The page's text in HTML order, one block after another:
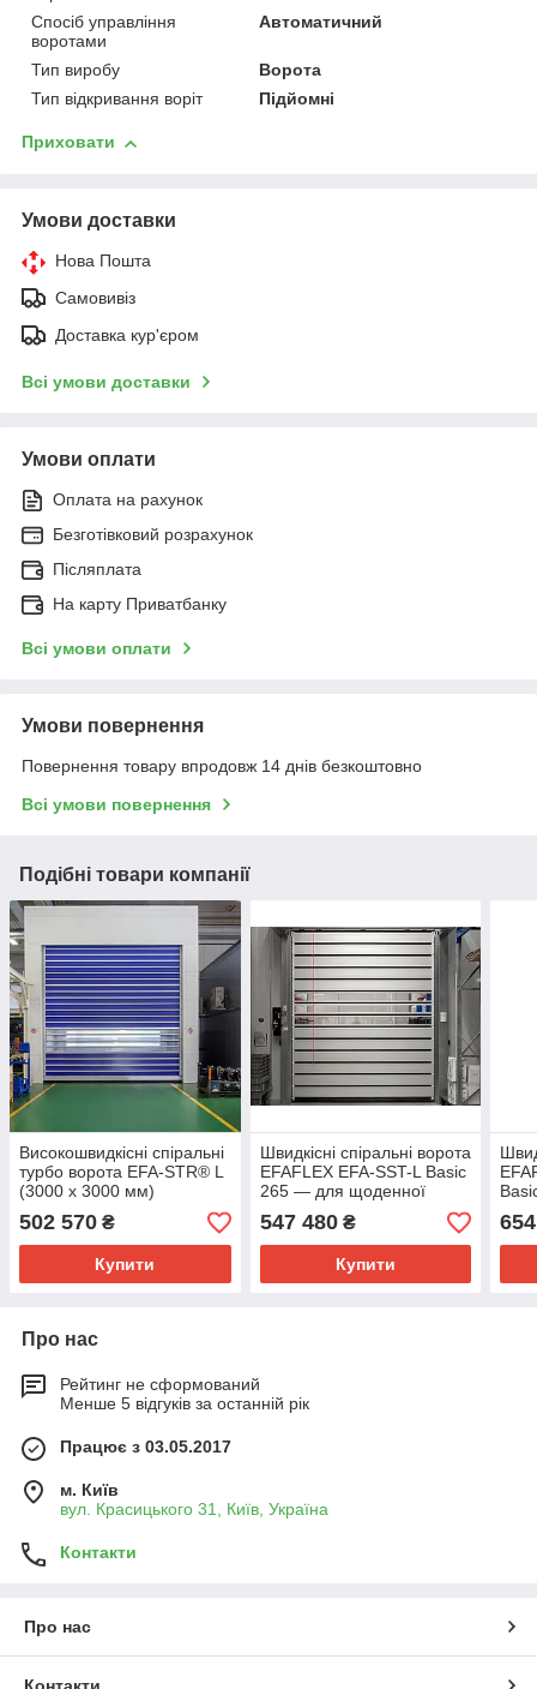
Спосіб управління
воротами
Автоматичний
Тип виробу
Ворота
Тип відкривання воріт
Підйомні
Приховати
Умови доставки
Нова Пошта
Самовивіз
Доставка кур'єром
Всі умови доставки
Умови оплати
Оплата на рахунок
Безготівковий розрахунок
Післяплата
На карту Приватбанку
Всі умови оплати
Умови повернення
Повернення товару впродовж 14 днів безкоштовно
Всі умови повернення
Подібні товари компанії
Високошвидкісні спіральні
турбо ворота EFA-STR® L
(3000 х 3000 мм)
502 570 ₴
Купити
Швидкісні спіральні ворота
EFAFLEX EFA-SST-L Basic
265 — для щоденної
547 480₴
Купити
Про нас
Рейтинг не сформований
Менше 5 відгуків за останній рік
Працює з 03.05.2017
м. Київ
вул. Красицького 31, Київ, Україна
Контакти
Про нас